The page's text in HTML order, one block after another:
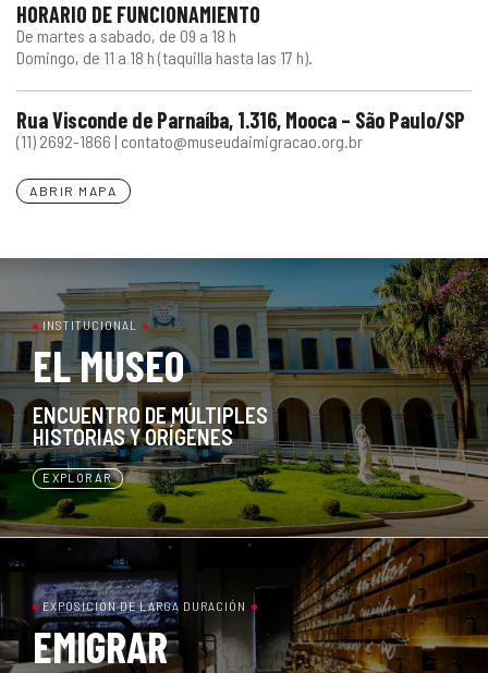
HORARIO DE FUNCIONAMIENTO
De martes a sabado, de 09 a 18 h
Domingo, de 11 a 18 h (taquilla hasta las 17 h).
Rua Visconde de Parnaíba, 1.316, Mooca – São Paulo/SP
(11) 2692-1866 | contato@museudaimigracao.org.br
ABRIR MAPA
INSTITUCIONAL
EL MUSEO
ENCUENTRO DE MÚLTIPLES
HISTORIAS Y ORÍGENES
EXPLORAR
EXPOSICIÓN DE LARGA DURACIÓN
EMIGRAR